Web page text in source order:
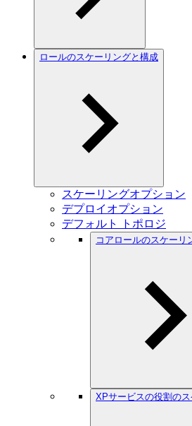
ロールのスケーリングと構成
スケーリングオプション
デプロイオプション
デフォルト トポロジ
コアロールのスケーリ
XPサービスの役割の